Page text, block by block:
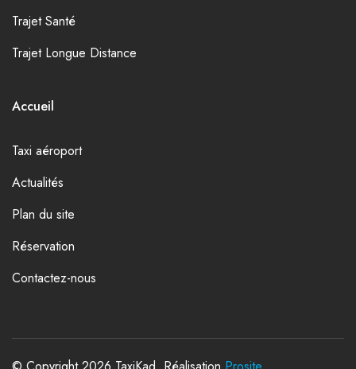
Trajet Santé
Trajet Longue Distance
Accueil
Taxi aéroport
Actualités
Plan du site
Réservation
Contactez-nous